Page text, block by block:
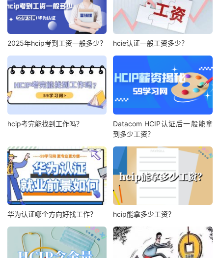
2025年hcip考到工资一般多少？ hcie认证一般工资多少？
hcip考完能找到工作吗？
Datacom HCIP认证后一般能拿
到多少工资？
华为认证哪个方向好找工作？ hcip能拿多少工资？